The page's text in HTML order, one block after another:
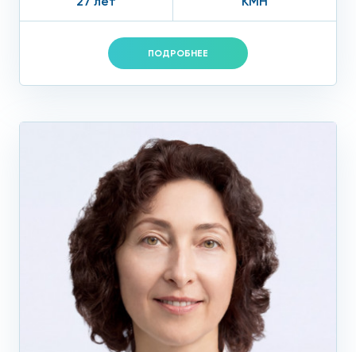
Москве позволяют кардиологу составить точную картину
функционирования сосудов и предписать при
Проходите суточное
исследование давления у нас
Высококвалифицированные специалисты нашей клиники,
изучают результаты обследования СМАД, сопоставляя
данные мониторинга с образом жизни пациента.
Результаты суточного мониторирования АД в Москве
рассчитываются при помощи компьютера. У нас можно
сделать суточное мониторирование АД в Москве
недорого. К тому же, часто бывают скидки на СМАД, и
ПОДРОБНЕЕ